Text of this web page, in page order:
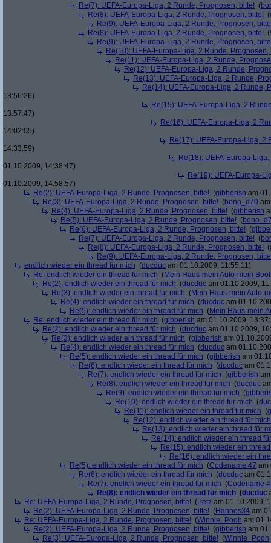
Re(7): UEFA-Europa-Liga, 2 Runde, Prognosen, bitte! (
Re(8): UEFA-Europa-Liga, 2 Runde, Prognosen, bitte! (
Re(9): UEFA-Europa-Liga, 2 Runde, Prognosen,
Re(8): UEFA-Europa-Liga, 2 Runde, Prognosen, bitte! (
Re(9): UEFA-Europa-Liga, 2 Runde, Prognosen,
Re(10): UEFA-Europa-Liga, 2 Runde, Prognosen,
Re(11): UEFA-Europa-Liga, 2 Runde,
Re(12): UEFA-Europa-Liga, 2 Runde,
Re(13): UEFA-Europa-Liga, 2 Runde,
Re(14): UEFA-Europa-Liga, 2 Runde,
13:56:26)
Re(15): UEFA-Europa-Liga, 2
13:57:47)
Re(16): UEFA-Europa-Liga, 2
14:02:05)
Re(17): UEFA-Europa-Liga, 2
14:33:59)
Re(18): UEFA-Europa-
01.10.2009, 14:38:47)
Re(19): UEFA-Europa-
01.10.2009, 14:58:57)
Re(2): UEFA-Europa-Liga, 2 Runde, Prognosen, bitte! (gibberish am
Re(3): UEFA-Europa-Liga, 2 Runde, Prognosen, bitte! (bono_d70
Re(4): UEFA-Europa-Liga, 2 Runde, Prognosen, bitte! (gibberish
Re(5): UEFA-Europa-Liga, 2 Runde, Prognosen, bitte! (
Re(6): UEFA-Europa-Liga, 2 Runde, Prognosen, bitte! (
Re(7): UEFA-Europa-Liga, 2 Runde, Prognosen, bitte! (
Re(8): UEFA-Europa-Liga, 2 Runde, Prognosen, bitte! (
Re(9): UEFA-Europa-Liga, 2 Runde, Prognosen,
endlich wieder ein thread für mich (ducduc am 01.10.2009, 11:55:11)
Re: endlich wieder ein thread für mich (Mein Haus-mein Auto-mein Boot
Re(2): endlich wieder ein thread für mich (ducduc am 01.10.2009,
Re(3): endlich wieder ein thread für mich (Mein Haus-mein Auto-
Re(4): endlich wieder ein thread für mich (ducduc am
Re(5): endlich wieder ein thread für mich (Mein Haus-mein
Re: endlich wieder ein thread für mich (gibberish am 01.10.2009,
Re(2): endlich wieder ein thread für mich (ducduc am 01.10.2009,
Re(3): endlich wieder ein thread für mich (gibberish am
Re(4): endlich wieder ein thread für mich (ducduc am
Re(5): endlich wieder ein thread für mich (gibberish am
Re(6): endlich wieder ein thread für mich (ducduc am
Re(7): endlich wieder ein thread für mich (gibberish
Re(8): endlich wieder ein thread für mich (ducduc
Re(9): endlich wieder ein thread für mich (
Re(10): endlich wieder ein thread für mich (
Re(11): endlich wieder ein thread für mich (
Re(12): endlich wieder ein thread für mich
Re(13): endlich wieder ein thread für
Re(14): endlich wieder ein thread
Re(15): endlich wieder ein
Re(16): endlich wieder ein
Re(5): endlich wieder ein thread für mich (Codename 47 am
Re(6): endlich wieder ein thread für mich (ducduc am
Re(7): endlich wieder ein thread für mich (Codename
Re(8): endlich wieder ein thread für mich (ducduc
Re: UEFA-Europa-Liga, 2 Runde, Prognosen, bitte! (Petz am 01.10.2009,
Re(2): UEFA-Europa-Liga, 2 Runde, Prognosen, bitte! (Hannes34 am
Re: UEFA-Europa-Liga, 2 Runde, Prognosen, bitte! (Winnie_Pooh am
Re(2): UEFA-Europa-Liga, 2 Runde, Prognosen, bitte! (gibberish am
Re(3): UEFA-Europa-Liga, 2 Runde, Prognosen, bitte! (Winnie_Pooh